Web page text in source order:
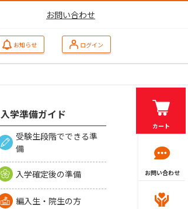
お問い合わせ
お知らせ ログイン
入学準備ガイド
受験生段階でできる準
備
入学確定後の準備
編入生・院生の方
カート
お問い合わせ